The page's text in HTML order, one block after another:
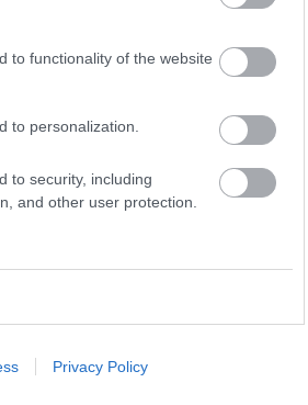
to functionality of the website
to personalization.
to security, including
and other user protection.
Privacy Policy